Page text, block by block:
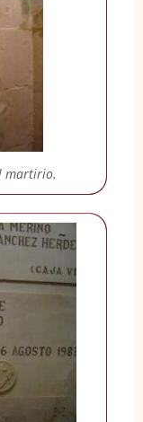
martirio.